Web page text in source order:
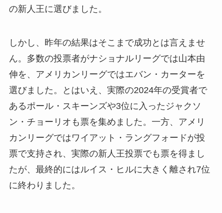
の新人王に選びました。
しかし、昨年の結果はそこまで成功とは言えませ
ん。多数の投票者がナショナルリーグでは山本由
伸を、アメリカンリーグではエバン・カーターを
選びました。とはいえ、実際の2024年の受賞者で
あるポール・スキーンズや3位に入ったジャクソ
ン・チョーリオも票を集めました。一方、アメリ
カンリーグではワイアット・ラングフォードが投
票で支持され、実際の新人王投票でも票を得まし
たが、最終的にはルイス・ヒルに大きく離され7位
に終わりました。